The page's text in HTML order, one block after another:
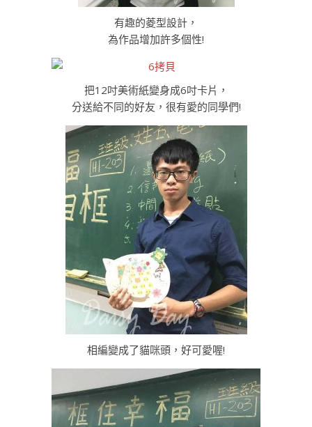
有趣的菱型設計，
為作品增加許多個性!
把12吋美術紙變身成6吋卡片，
分送給不同的好友，很有愛的同學們!
相編變成了貓咪頭，好可愛喔!